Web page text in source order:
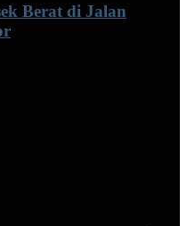
Berat di Jalan